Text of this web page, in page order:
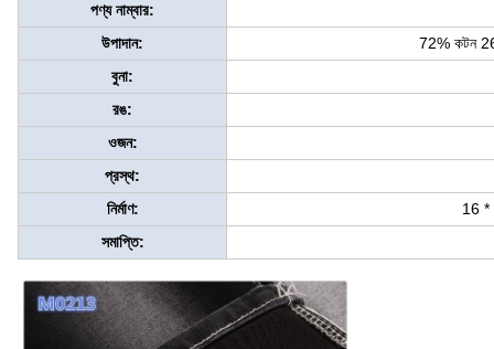
পণ্য নাম্বার:
উপাদান:
72% কটন
বুনা:
রঙ:
ওজন:
প্রস্থ:
নির্মাণ:
16
সমাপ্তি: